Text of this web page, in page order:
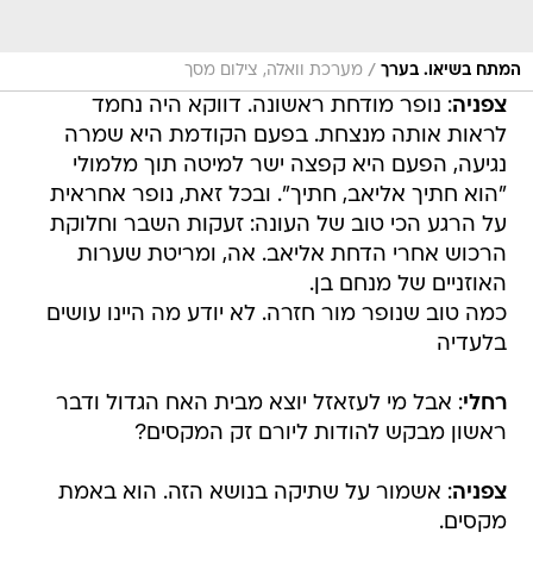
המתח בשיאו. בערך / מערכת וואלה, צילום מסך
צפניה: נופר מודחת ראשונה. דווקא היה נחמד
לראות אותה מנצחת. בפעם הקודמת היא שמרה
נגיעה, הפעם היא קפצה ישר למיטה תוך מלמולי
"הוא חתיך אליאב, חתיך". ובכל זאת, נופר אחראית
על הרגע הכי טוב של העונה: זעקות השבר וחלוקת
הרכוש אחרי הדחת אליאב. אה, ומריטת שערות
האוזניים של מנחם בן.
כמה טוב שנופר מור חזרה. לא יודע מה היינו עושים
בלעדיה
רחלי: אבל מי לעזאזל יוצא מבית האח הגדול ודבר
ראשון מבקש להודות ליורם זק המקסים?
צפניה: אשמור על שתיקה בנושא הזה. הוא באמת
מקסים.